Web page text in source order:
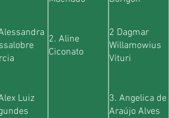
2. Aline
Ciconato
2 Dagmar
Willamowius
Vituri
Luiz
3. Angelica de
Araújo Alves